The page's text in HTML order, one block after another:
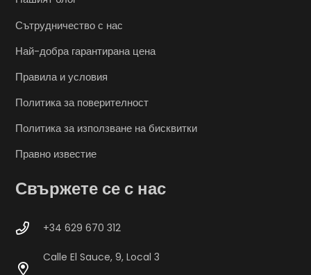
Сътрудничество с нас
Най-добра гарантирана цена
Правила и условия
Политика за поверителност
Политика за използване на бисквитки
Правно известие
Свържете се с нас
+34 629 670 312
Calle El Sauce, 9, Local 3